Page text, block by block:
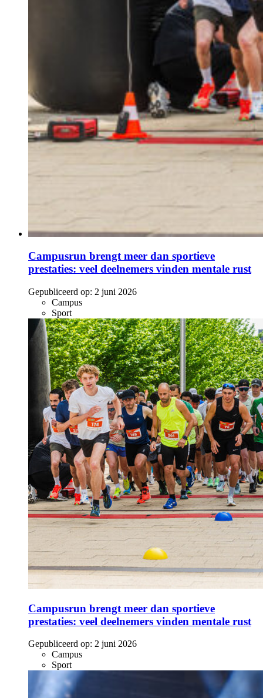
Campusrun brengt meer dan sportieve
prestaties: veel deelnemers vinden mentale rust
Gepubliceerd op: 2 juni 2026
Campus
Sport
Campusrun brengt meer dan sportieve
prestaties: veel deelnemers vinden mentale rust
Gepubliceerd op: 2 juni 2026
Campus
Sport